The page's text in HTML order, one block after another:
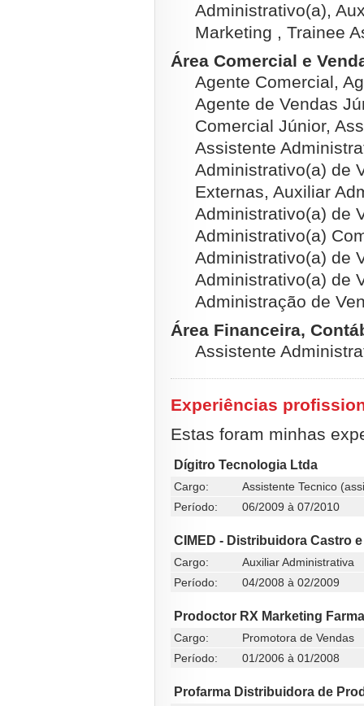
Administrativo(a),
Marketing , Trainee
Área Comercial e
Agente Comercial,
Agente de Vendas
Comercial Júnior,
Assistente
Administrativo(a) de
Externas, Auxiliar
Administrativo(a) de
Administrativo(a)
Administrativo(a) de
Administrativo(a) de
Administração de
Área Financeira,
Assistente
Experiências
Estas foram minhas
Dígitro Tecnologia Ltda
Cargo:
Assistente Tecnico
Período:
06/2009 à 07/2010
CIMED - Distribuidora Castro
Cargo:
Auxiliar Administrativa
Período:
04/2008 à 02/2009
Prodoctor RX Marketing
Cargo:
Promotora de Vendas
Período:
01/2006 à 01/2008
Profarma Distribuidora de